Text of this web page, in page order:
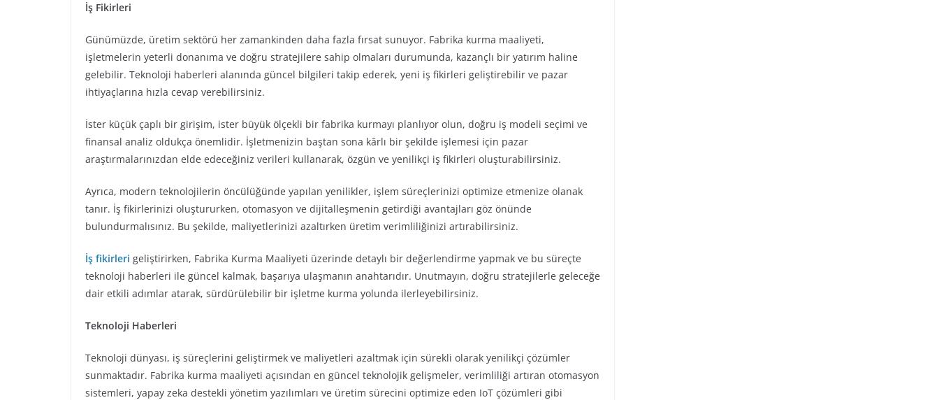
İş Fikirleri
Günümüzde, üretim sektörü her zamankinden daha fazla fırsat sunuyor. Fabrika kurma maaliyeti,
işletmelerin yeterli donanıma ve doğru stratejilere sahip olmaları durumunda, kazançlı bir yatırım haline
gelebilir. Teknoloji haberleri alanında güncel bilgileri takip ederek, yeni iş fikirleri geliştirebilir ve pazar
ihtiyaçlarına hızla cevap verebilirsiniz.
İster küçük çaplı bir girişim, ister büyük ölçekli bir fabrika kurmayı planlıyor olun, doğru iş modeli seçimi ve
finansal analiz oldukça önemlidir. İşletmenizin baştan sona kârlı bir şekilde işlemesi için pazar
araştırmalarınızdan elde edeceğiniz verileri kullanarak, özgün ve yenilikçi iş fikirleri oluşturabilirsiniz.
Ayrıca, modern teknolojilerin öncülüğünde yapılan yenilikler, işlem süreçlerinizi optimize etmenize olanak
tanır. İş fikirlerinizi oluştururken, otomasyon ve dijitalleşmenin getirdiği avantajları göz önünde
bulundurmalısınız. Bu şekilde, maliyetlerinizi azaltırken üretim verimliliğinizi artırabilirsiniz.
İş fikirleri geliştirirken, Fabrika Kurma Maaliyeti üzerinde detaylı bir değerlendirme yapmak ve bu süreçte
teknoloji haberleri ile güncel kalmak, başarıya ulaşmanın anahtarıdır. Unutmayın, doğru stratejilerle geleceğe
dair etkili adımlar atarak, sürdürülebilir bir işletme kurma yolunda ilerleyebilirsiniz.
Teknoloji Haberleri
Teknoloji dünyası, iş süreçlerini geliştirmek ve maliyetleri azaltmak için sürekli olarak yenilikçi çözümler
sunmaktadır. Fabrika kurma maaliyeti açısından en güncel teknolojik gelişmeler, verimliliği artıran otomasyon
sistemleri, yapay zeka destekli yönetim yazılımları ve üretim sürecini optimize eden IoT çözümleri gibi